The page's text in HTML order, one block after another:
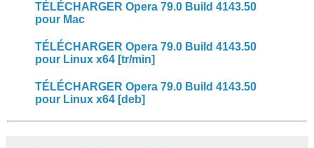
TÉLÉCHARGER Opera 79.0 Build 4143.50
pour Mac
TÉLÉCHARGER Opera 79.0 Build 4143.50
pour Linux x64 [tr/min]
TÉLÉCHARGER Opera 79.0 Build 4143.50
pour Linux x64 [deb]